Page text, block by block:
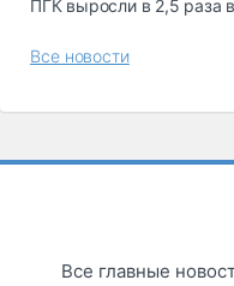
ПГК выросли в 2,5 раза
Все новости
Все главные